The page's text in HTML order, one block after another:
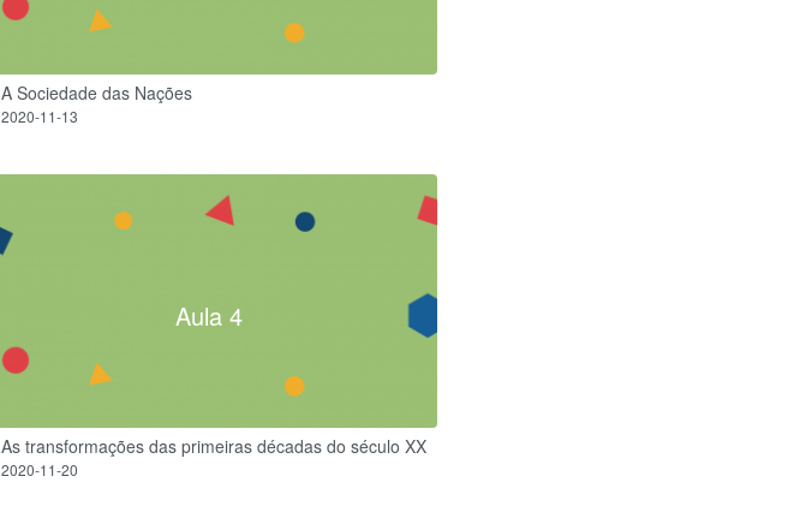
A Sociedade das Nações
2020-11-13
Aula 4
As transformações das primeiras décadas do século XX
2020-11-20